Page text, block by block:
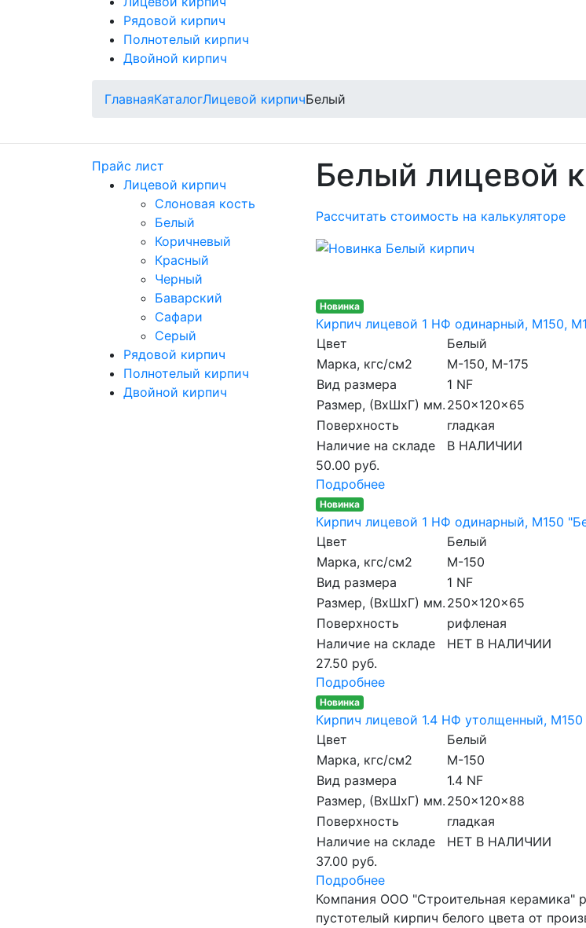
Рядовой кирпич
Полнотелый кирпич
Двойной кирпич
ГлавнаяКаталогЛицевой кирпичБелый
Прайс лист
Лицевой кирпич
Слоновая кость
Белый
Коричневый
Красный
Черный
Баварский
Сафари
Серый
Рядовой кирпич
Полнотелый кирпич
Двойной кирпич
Белый лицевой
Рассчитать стоимость на калькуляторе
Новинка
Кирпич лицевой 1 НФ одинарный, M150,
Цвет
Белый
Марка, кгс/см2
M-150, М-175
Вид размера
1 NF
Размер, (ВхШхГ) мм. 250x120x65
Поверхность
гладкая
Наличие на складе
В НАЛИЧИИ
50.00 руб.
Подробнее
Новинка
Кирпич лицевой 1 НФ одинарный, M150
Цвет
Белый
Марка, кгс/см2
M-150
Вид размера
1 NF
Размер, (ВхШхГ) мм. 250x120x65
Поверхность
рифленая
Наличие на складе
НЕТ В НАЛИЧИИ
27.50 руб.
Подробнее
Новинка
Кирпич лицевой 1.4 НФ утолщенный,
Цвет
Белый
Марка, кгс/см2
M-150
Вид размера
1.4 NF
Размер, (ВхШхГ) мм. 250x120x88
Поверхность
гладкая
Наличие на складе
НЕТ В НАЛИЧИИ
37.00 руб.
Подробнее
Компания ООО "Строительная керамика"
пустотелый кирпич белого цвета от